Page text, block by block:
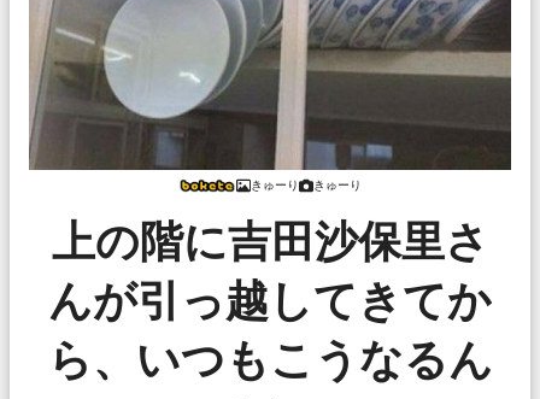
きゅーり きゅーり
上の階に吉田沙保里さ
んが引っ越してきてか
ら、いつもこうなるん